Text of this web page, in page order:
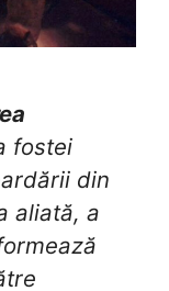
fostei
din
aliată, a